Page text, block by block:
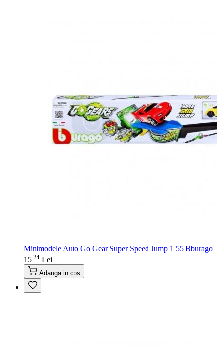
Minimodele Auto Go Gear Super Speed Jump 1 55 Bburago
15 24 Lei
Adauga in cos